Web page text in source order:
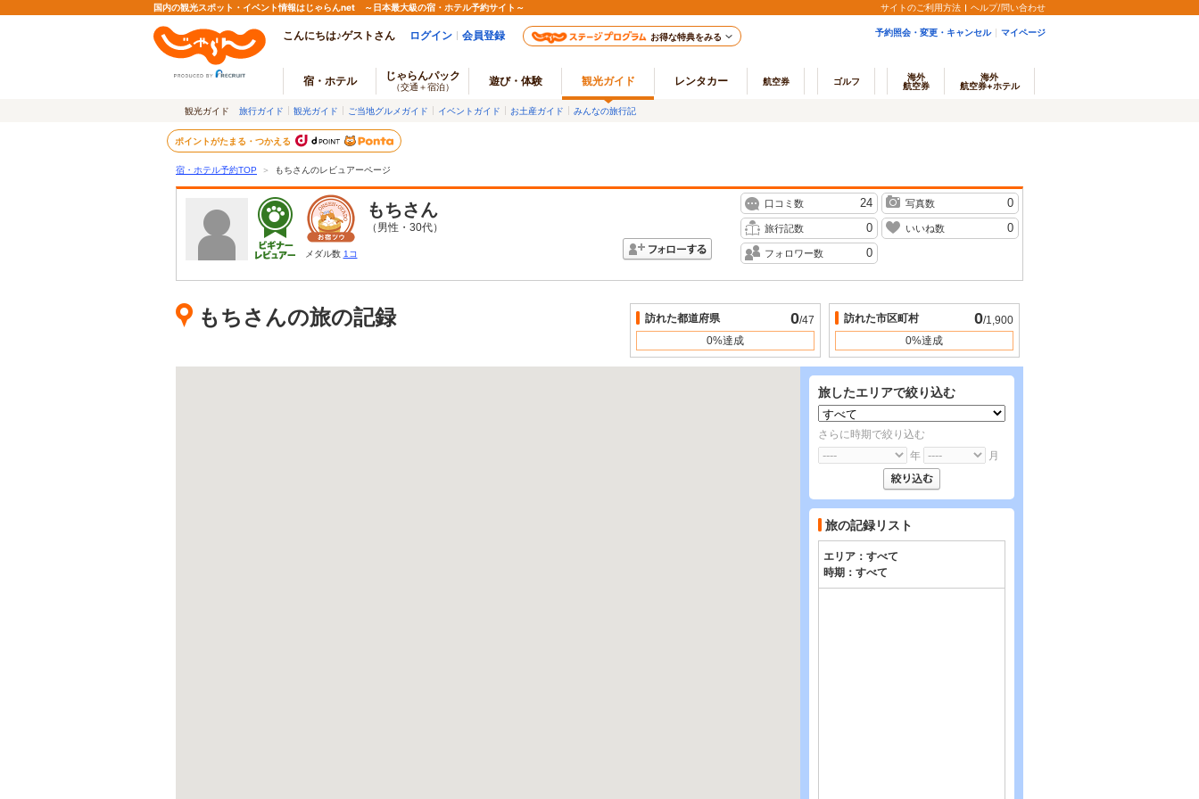
国内の観光スポット・イベント情報はじゃらんnet ～日本最大級の宿・ホテル予約サイト～ サイトのご利用方法 ヘルプ/問い合わせ
こんにちは♪ゲストさん ログイン 会員登録 お得な特典をみる 予約照会・変更・キャンセル マイページ
宿・ホテル じゃらんパック
（交通＋宿泊） 遊び・体験 観光ガイド レンタカー 航空券 ゴルフ
海外
航空券
海外
航空券+ホテル
観光ガイド 旅行ガイド 観光ガイド ご当地グルメガイド イベントガイド お土産ガイド みんなの旅行記
ポイントがたまる・つかえる
宿・ホテル予約TOP ＞ もちさんのレビュアーページ
メダル数 1コ
もちさん
（男性・30代）
口コミ数 24 写真数 0
旅行記数 0 いいね数 0
フォロワー数 0
もちさんの旅の記録 訪れた都道府県 0/47
0%達成
訪れた市区町村 0/1,900
0%達成
旅したエリアで絞り込む
さらに時期で絞り込む
年
月
旅の記録リスト
エリア： すべて
時期： すべて